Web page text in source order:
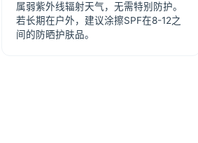
属弱紫外线辐射天气，无需特别防护。
若长期在户外，建议涂擦SPF在8-12之
间的防晒护肤品。